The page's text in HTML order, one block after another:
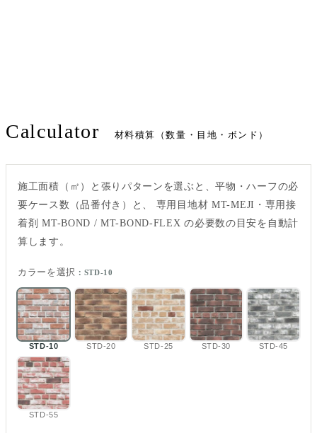
Calculator 材料積算（数量・目地・ボンド）
施工面積（㎡）と張りパターンを選ぶと、平物・ハーフの必
要ケース数（品番付き）と、 専用目地材 MT-MEJI・専用接
着剤 MT-BOND / MT-BOND-FLEX の必要数の目安を自動計
算します。
カラーを選択 ：STD-10
STD-10 STD-20 STD-25 STD-30 STD-45
STD-55